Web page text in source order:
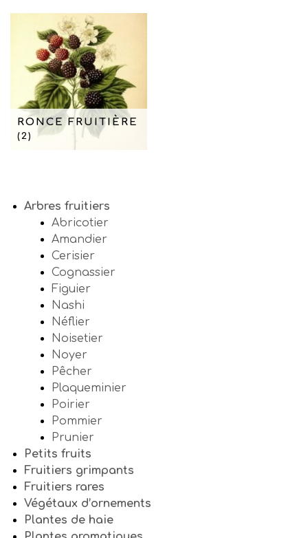
RONCE FRUITIÈRE
(2)
Arbres fruitiers
Abricotier
Amandier
Cerisier
Cognassier
Figuier
Nashi
Néflier
Noisetier
Noyer
Pêcher
Plaqueminier
Poirier
Pommier
Prunier
Petits fruits
Fruitiers grimpants
Fruitiers rares
Végétaux d’ornements
Plantes de haie